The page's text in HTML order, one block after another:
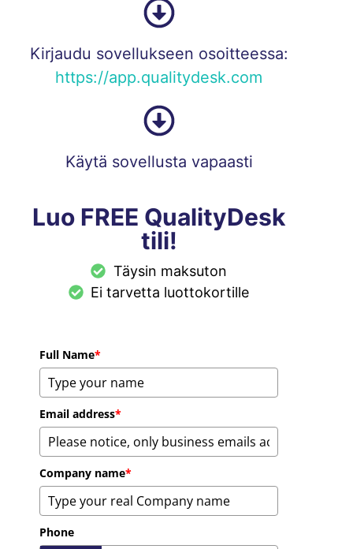
Kirjaudu sovellukseen osoitteessa:
https://app.qualitydesk.com
Käytä sovellusta vapaasti
Luo FREE QualityDesk
tili!
Täysin maksuton
Ei tarvetta luottokortille
Full Name*
Email address*
Company name*
Phone